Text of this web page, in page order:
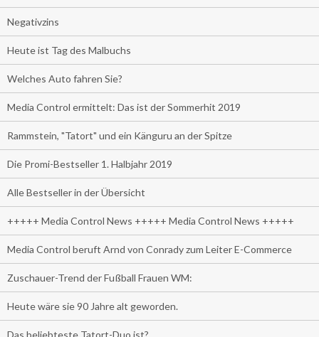
Negativzins
Heute ist Tag des Malbuchs
Welches Auto fahren Sie?
Media Control ermittelt: Das ist der Sommerhit 2019
Rammstein, "Tatort" und ein Känguru an der Spitze
Die Promi-Bestseller 1. Halbjahr 2019
Alle Bestseller in der Übersicht
+++++ Media Control News +++++ Media Control News +++++
Media Control beruft Arnd von Conrady zum Leiter E-Commerce
Zuschauer-Trend der Fußball Frauen WM:
Heute wäre sie 90 Jahre alt geworden.
Das beliebteste Tatort-Duo ist?